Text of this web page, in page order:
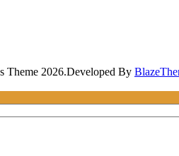
Theme 2026.Developed By